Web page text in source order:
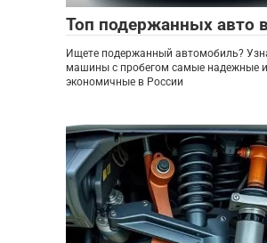
Топ подержанных авто
Ищете подержанный автомобиль?
машины с пробегом самые надежные и
экономичные в России